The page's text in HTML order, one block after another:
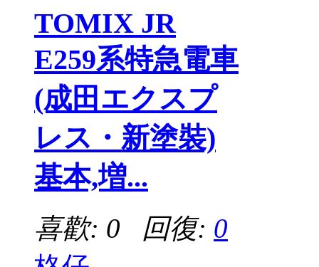
TOMIX JR
E259系特急電車
(成田エクスプ
レス・新塗裝)
基本,増...
喜歡: 0 回復: 0